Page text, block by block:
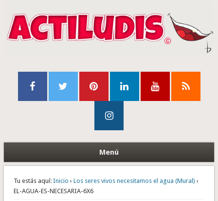
Menú
Tu estás aquí: Inicio › Los seres vivos necesitamos el agua (Mural) ›
EL-AGUA-ES-NECESARIA-6X6